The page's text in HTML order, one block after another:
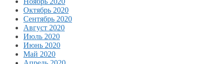
Октябрь 2020
Сентябрь 2020
Август 2020
Июль 2020
Июнь 2020
Май 2020